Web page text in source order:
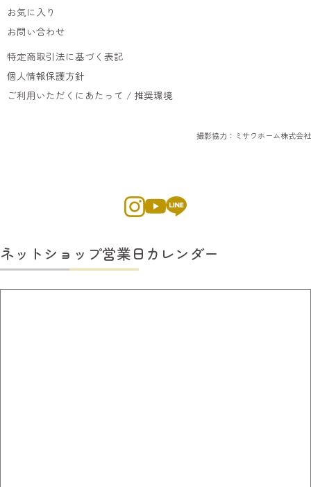
お気に入り
お問い合わせ
特定商取引法に基づく表記
個人情報保護方針
ご利用いただくにあたって / 推奨環境
撮影協力：ミサワホーム株式会社
ネットショップ営業日カレンダー